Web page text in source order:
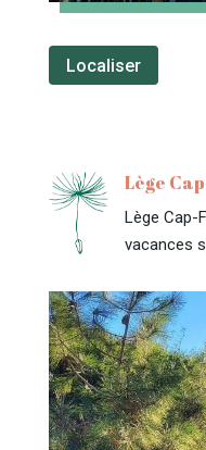
Localiser
Lège
Lège Cap-
vacances